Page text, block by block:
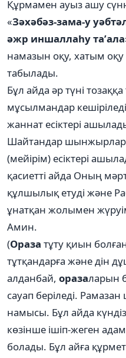
Құрмамен ауыз ашу
«Зәхәбәз-зама-у
әжр иншаллаһу та’ала
намазын оқу, хатым
табылады.
Бұл айда әр түні
мұсылмандар
жаннат есіктері
Шайтандар
(мейірім) есіктері
қасиетті айда Оның
құлшылық етуді және
ұнатқан жолымен
Амин.
(Ораза тұту қиын
тұтқандарға және дін
алданбай, оразаларын
сауап беріледі.
намысы. Бұл айда
көзінше ішіп-жеген
болады. Бұл айға